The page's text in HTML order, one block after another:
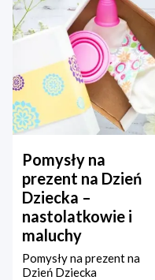
Pomysły na
prezent na Dzień
Dziecka –
nastolatkowie i
maluchy
Pomysły na prezent na
Dzień Dziecka